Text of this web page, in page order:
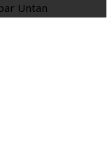
Untan